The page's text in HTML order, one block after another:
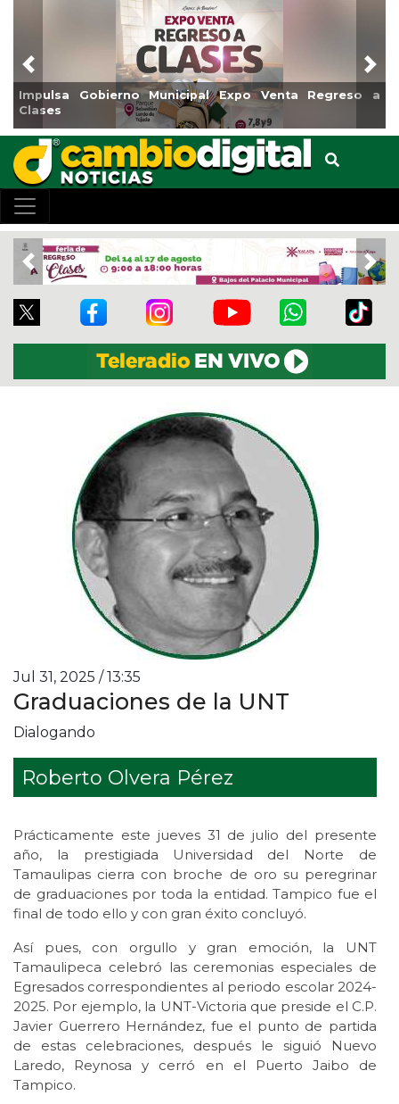
Expo Venta Regreso a
Reabrirá Coatzacoalcos
Centro
Previous
Previous
Jul 31, 2025 / 13:35
Graduaciones de la UNT
Dialogando
Roberto Olvera Pérez
Prácticamente este jueves 31 de julio del presente
año, la prestigiada Universidad del Norte de
Tamaulipas cierra con broche de oro su peregrinar
de graduaciones por toda la entidad. Tampico fue el
final de todo ello y con gran éxito concluyó.
Así pues, con orgullo y gran emoción, la UNT
Tamaulipeca celebró las ceremonias especiales de
Egresados correspondientes al periodo escolar 2024-
2025. Por ejemplo, la UNT-Victoria que preside el C.P.
Javier Guerrero Hernández, fue el punto de partida
de estas celebraciones, después le siguió Nuevo
Laredo, Reynosa y cerró en el Puerto Jaibo de
Tampico.